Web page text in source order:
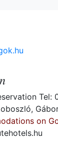
Tel:
on